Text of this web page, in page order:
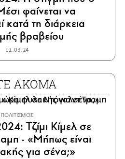
φαίνεται να
κατά τη διάρκεια
βραβείου
11.03.24
ΑΚΟΜΑ
ΠΟΛΙΤΙΣΜΟΣ
Τζίμι Κίμελ σε
- «Μήπως είναι
για σένα;»